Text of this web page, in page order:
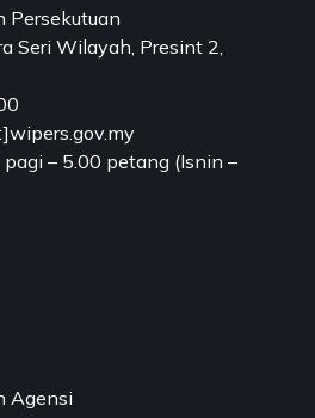
Persekutuan
Seri Wilayah, Presint 2,
– 5.00 petang (Isnin –
Agensi